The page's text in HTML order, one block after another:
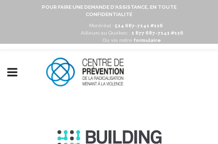
POUR FAIRE UNE DEMANDE D'ASSISTANCE, EN TOUTE
CONFIDENTIALITÉ
Montréal : 514 687-7141 #116
Ailleurs au Québec :
1 877 687-7141 #116
Ou via notre formulaire